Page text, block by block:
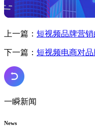
上一篇： 短视频品牌营
下一篇： 短视频电商对
一瞬新闻
News